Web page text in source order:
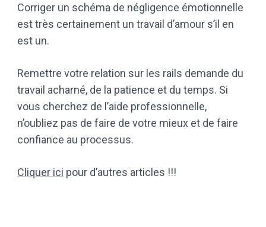
Corriger un schéma de négligence émotionnelle
est très certainement un travail d’amour s’il en
est un.
Remettre votre relation sur les rails demande du
travail acharné, de la patience et du temps. Si
vous cherchez de l’aide professionnelle,
n’oubliez pas de faire de votre mieux et de faire
confiance au processus.
Cliquer ici pour d’autres articles !!!